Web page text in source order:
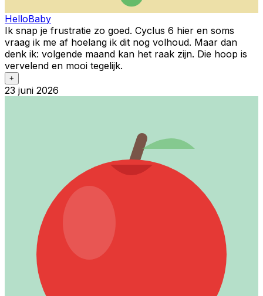
HelloBaby
Ik snap je frustratie zo goed. Cyclus 6 hier en soms
vraag ik me af hoelang ik dit nog volhoud. Maar dan
denk ik: volgende maand kan het raak zijn. Die hoop is
vervelend en mooi tegelijk.
+
23 juni 2026